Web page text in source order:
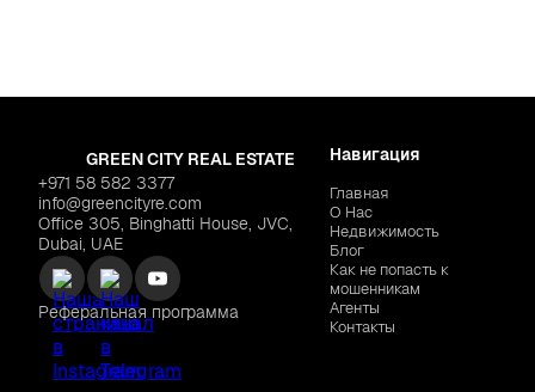
GREEN CITY REAL ESTATE
+971 58 582 3377
info@greencityre.com
Office 305, Binghatti House, JVC,
Dubai, UAE
Реферальная программа
Навигация
Главная
О Нас
Недвижимость
Блог
Как не попасть к
мошенникам
Агенты
Контакты